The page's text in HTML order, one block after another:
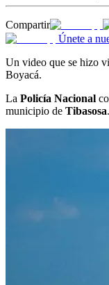
Compartir
Únete a
Un video que se hizo
Boyacá.
La Policía Nacional
municipio de Tibasosa.